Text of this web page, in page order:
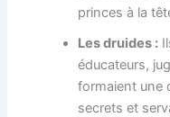
princes à la
Les druides :
éducateurs,
formaient une
secrets et